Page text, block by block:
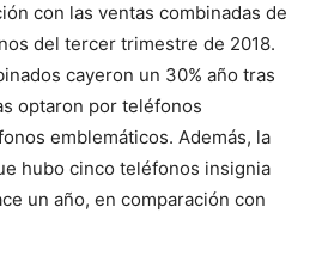
con las ventas combinadas de
del tercer trimestre de 2018.
cayeron un 30% año tras
optaron por teléfonos
emblemáticos. Además, la
hubo cinco teléfonos insignia
un año, en comparación con